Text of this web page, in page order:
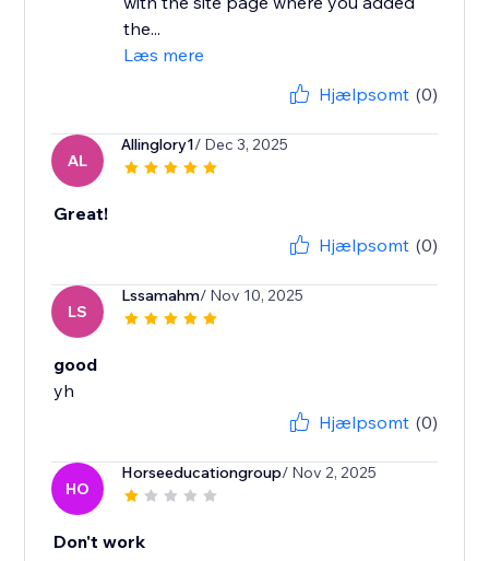
the...
Læs mere
Hjælpsomt (0)
AL
Allinglory1/ Dec 3, 2025
Great!
Hjælpsomt (0)
LS
Lssamahm/ Nov 10, 2025
good
yh
Hjælpsomt (0)
HO
Horseeducationgroup/ Nov 2, 2025
Don't work